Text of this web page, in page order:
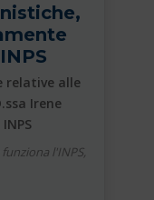
relative alle
Irene
l'INPS,